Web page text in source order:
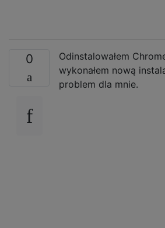
0 Odinstalowałem
wykonałem nową
problem dla mnie.